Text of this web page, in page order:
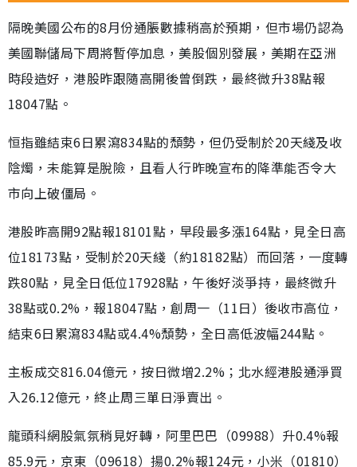
隔晚美國公布的8月份通脹數據稍高於預期，但市場仍認為
美國聯儲局下周將暫停加息，美股個別發展，美期在亞洲
時段造好，港股昨跟隨高開後曾倒跌，最終微升38點報
18047點。
恒指雖結束6日累瀉834點的頹勢，但仍受制於20天綫及收
陰燭，未能算是脫險，且看人行昨晚宣布的降準能否令大
市向上破僵局。
港股昨高開92點報18101點，早段最多漲164點，見全日高
位18173點，受制於20天綫（約18182點）而回落，一度轉
跌80點，見全日低位17928點，午後好淡爭持，最終微升
38點或0.2%，報18047點，創周一（11日）後收市高位，
結束6日累瀉834點或4.4%頹勢，全日高低波幅244點。
主板成交816.04億元，按日微增2.2%；北水經港股通淨買
入26.12億元，終止周三單日淨賣出。
龍頭科網股氣氛稍見好轉，阿里巴巴（09988）升0.4%報
85.9元，京東（09618）揚0.2%報124元，小米（01810）